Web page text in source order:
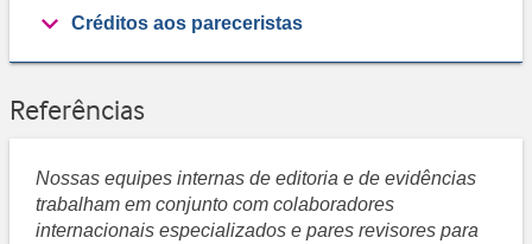
Créditos aos pareceristas
Referências
Nossas equipes internas de editoria e de evidências
trabalham em conjunto com colaboradores
internacionais especializados e pares revisores para